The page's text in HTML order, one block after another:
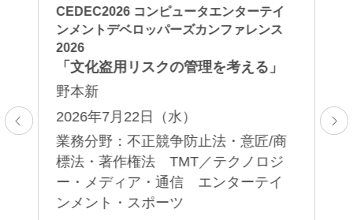
CEDEC2026 コンピュータエンターテイ
ンメントデベロッパーズカンファレンス
2026
「文化盗用リスクの管理を考える」
野本新
2026年7月22日（水）
業務分野：不正競争防止法・意匠/商
標法・著作権法 TMT／テクノロジ
ー・メディア・通信 エンターテイ
ンメント・スポーツ